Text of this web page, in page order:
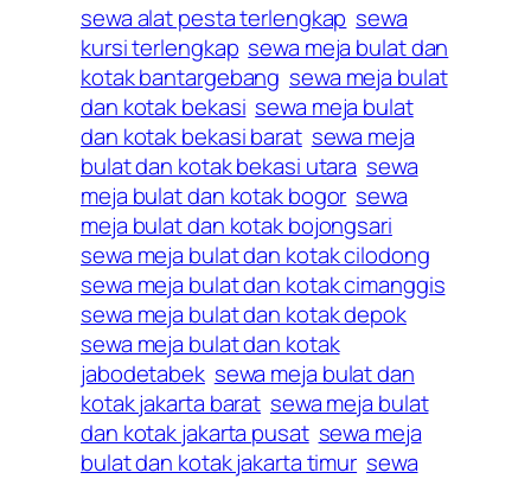
sewa alat pesta terlengkap sewa
kursi terlengkap sewa meja bulat dan
kotak bantargebang sewa meja bulat
dan kotak bekasi sewa meja bulat
dan kotak bekasi barat sewa meja
bulat dan kotak bekasi utara sewa
meja bulat dan kotak bogor sewa
meja bulat dan kotak bojongsari
sewa meja bulat dan kotak cilodong
sewa meja bulat dan kotak cimanggis
sewa meja bulat dan kotak depok
sewa meja bulat dan kotak
jabodetabek sewa meja bulat dan
kotak jakarta barat sewa meja bulat
dan kotak jakarta pusat sewa meja
bulat dan kotak jakarta timur sewa